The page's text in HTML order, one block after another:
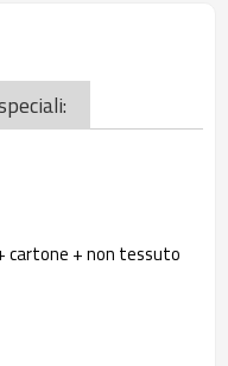
cartone + non tessuto